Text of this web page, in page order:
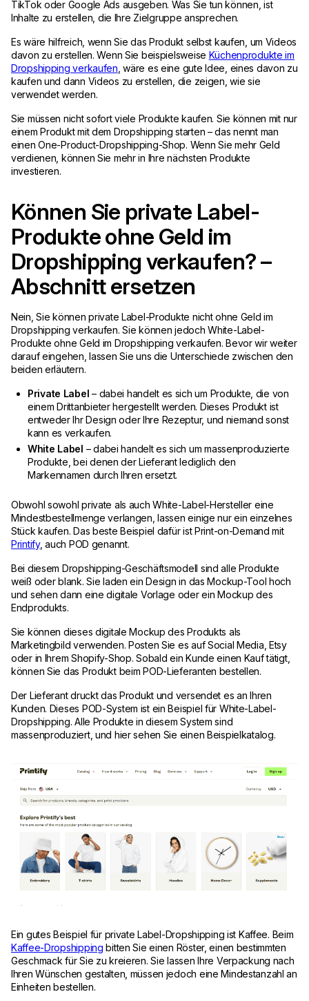
TikTok oder Google Ads ausgeben. Was Sie tun können, ist
Inhalte zu erstellen, die Ihre Zielgruppe ansprechen.
Es wäre hilfreich, wenn Sie das Produkt selbst kaufen, um Videos
davon zu erstellen. Wenn Sie beispielsweise Küchenprodukte im
Dropshipping verkaufen , wäre es eine gute Idee, eines davon zu
kaufen und dann Videos zu erstellen, die zeigen, wie sie
verwendet werden.
Sie müssen nicht sofort viele Produkte kaufen. Sie können mit nur
einem Produkt mit dem Dropshipping starten – das nennt man
einen One-Product-Dropshipping-Shop. Wenn Sie mehr Geld
verdienen, können Sie mehr in Ihre nächsten Produkte
investieren.
Können Sie private Label-
Produkte ohne Geld im
Dropshipping verkaufen? –
Abschnitt ersetzen
Nein, Sie können private Label-Produkte nicht ohne Geld im
Dropshipping verkaufen. Sie können jedoch White-Label-
Produkte ohne Geld im Dropshipping verkaufen. Bevor wir weiter
darauf eingehen, lassen Sie uns die Unterschiede zwischen den
beiden erläutern.
Private Label – dabei handelt es sich um Produkte, die von
einem Drittanbieter hergestellt werden. Dieses Produkt ist
entweder Ihr Design oder Ihre Rezeptur, und niemand sonst
kann es verkaufen.
White Label – dabei handelt es sich um massenproduzierte
Produkte, bei denen der Lieferant lediglich den
Markennamen durch Ihren ersetzt.
Obwohl sowohl private als auch White-Label-Hersteller eine
Mindestbestellmenge verlangen, lassen einige nur ein einzelnes
Stück kaufen. Das beste Beispiel dafür ist Print-on-Demand mit
Printify, auch POD genannt.
Bei diesem Dropshipping-Geschäftsmodell sind alle Produkte
weiß oder blank. Sie laden ein Design in das Mockup-Tool hoch
und sehen dann eine digitale Vorlage oder ein Mockup des
Endprodukts.
Sie können dieses digitale Mockup des Produkts als
Marketingbild verwenden. Posten Sie es auf Social Media, Etsy
oder in Ihrem Shopify-Shop. Sobald ein Kunde einen Kauf tätigt,
können Sie das Produkt beim POD-Lieferanten bestellen.
Der Lieferant druckt das Produkt und versendet es an Ihren
Kunden. Dieses POD-System ist ein Beispiel für White-Label-
Dropshipping. Alle Produkte in diesem System sind
massenproduziert, und hier sehen Sie einen Beispielkatalog.
Ein gutes Beispiel für private Label-Dropshipping ist Kaffee. Beim
Kaffee-Dropshipping bitten Sie einen Röster, einen bestimmten
Geschmack für Sie zu kreieren. Sie lassen Ihre Verpackung nach
Ihren Wünschen gestalten, müssen jedoch eine Mindestanzahl an
Einheiten bestellen.